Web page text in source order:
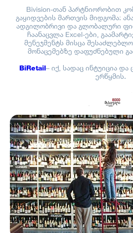
Bivision-თან პარტნიორობით
გაყიდვების მართვის მიდგომა:
ადგილობრივი და გლობალური
ჩაანაცვლა Excel-ები,
მენეჯმენტს მისცა
მონაცემებზე დაფუძნებული
BiRetail– იქ, სადაც ინტუიცია
ერწყმის.